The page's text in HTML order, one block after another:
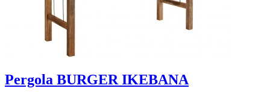
Pergola BURGER IKEBANA